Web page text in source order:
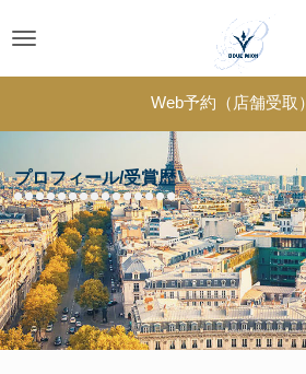
Toggle
navigation
Web予約（店舗受取）
プロフィール/受賞歴